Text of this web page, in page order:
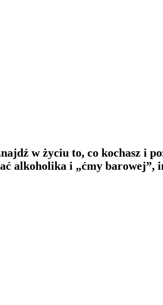
w życiu to, co kochasz i
alkoholika i „ćmy barowej”,